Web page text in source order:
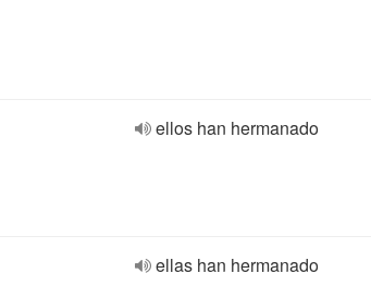
ellos han hermanado
ellas han hermanado